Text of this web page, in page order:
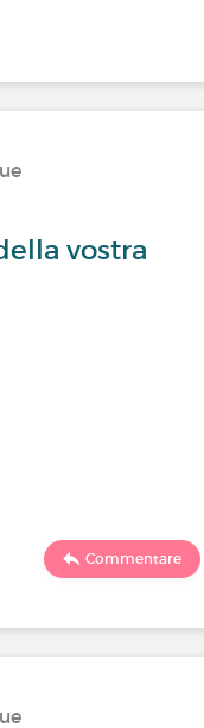
vostra
Commentare